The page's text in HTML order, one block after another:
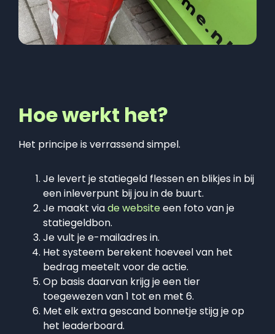
Hoe werkt het?
Het principe is verrassend simpel.
Je levert je statiegeld flessen en blikjes in bij
een inleverpunt bij jou in de buurt.
Je maakt viade websiteeen foto van je
statiegeldbon.
Je vult je e-mailadres in.
Het systeem berekent hoeveel van het
bedrag meetelt voor de actie.
Op basis daarvan krijg je een tier
toegewezen van 1 tot en met 6.
Met elk extra gescand bonnetje stijg je op
het leaderboard.